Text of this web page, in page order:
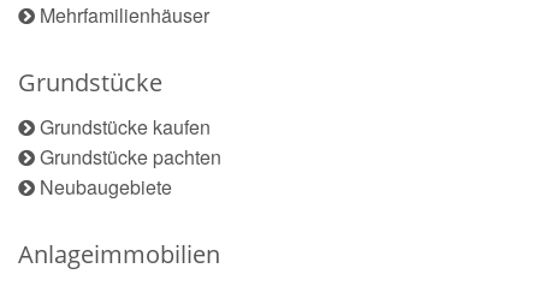
Mehrfamilienhäuser
Grundstücke
Grundstücke kaufen
Grundstücke pachten
Neubaugebiete
Anlageimmobilien